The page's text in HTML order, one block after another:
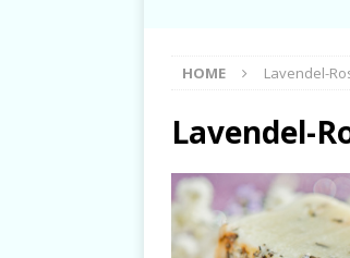
HOME Lavendel-
Lavendel-